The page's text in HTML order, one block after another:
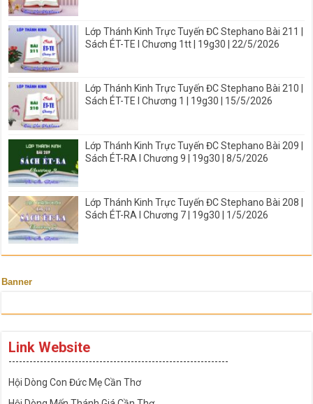
Lớp Thánh Kinh Trực Tuyến ĐC Stephano Bài 211 |
Sách ÉT-TE I Chương 1tt | 19g30 | 22/5/2026
Lớp Thánh Kinh Trực Tuyến ĐC Stephano Bài 210 |
Sách ÉT-TE I Chương 1 | 19g30 | 15/5/2026
Lớp Thánh Kinh Trực Tuyến ĐC Stephano Bài 209 |
Sách ÉT-RA I Chương 9 | 19g30 | 8/5/2026
Lớp Thánh Kinh Trực Tuyến ĐC Stephano Bài 208 |
Sách ÉT-RA I Chương 7 | 19g30 | 1/5/2026
Banner
Link Website
---------------------------------------------------------------
Hội Dòng Con Đức Mẹ Cần Thơ